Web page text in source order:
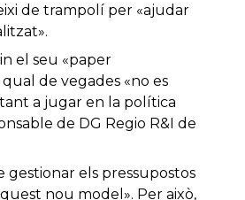
de trampolí per «ajudar
el seu «paper
de vegades «no es
a jugar en la política
de DG Regio R&I de
gestionar els pressupostos
nou model». Per això,